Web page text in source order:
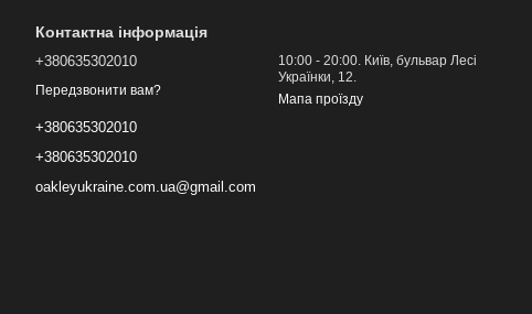
Контактна інформація
+380635302010
Передзвонити вам?
+380635302010
+380635302010
oakleyukraine.com.ua@gmail.com
10:00 - 20:00. Київ, бульвар Лесі
Українки, 12.
Мапа проїзду